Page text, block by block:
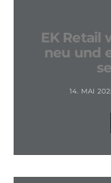
EK Retail
neu und
14. MAI